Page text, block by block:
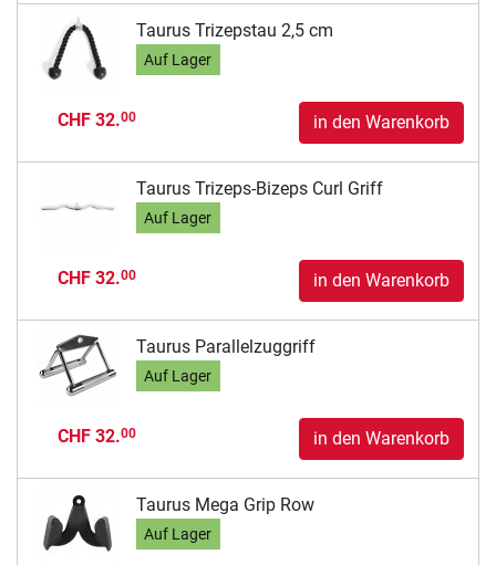
Taurus Trizepstau 2,5 cm
Auf Lager
CHF 32.00 in den Warenkorb
Taurus Trizeps-Bizeps Curl Griff
Auf Lager
CHF 32.00 in den Warenkorb
Taurus Parallelzuggriff
Auf Lager
CHF 32.00 in den Warenkorb
Taurus Mega Grip Row
Auf Lager